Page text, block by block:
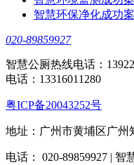
智慧环保净化成功
020-89859927
智慧公厕热线电话：
电话：13316011280
粤ICP备20043252号
地址：广州市黄埔区广州
电话： 020-89859927 | 智